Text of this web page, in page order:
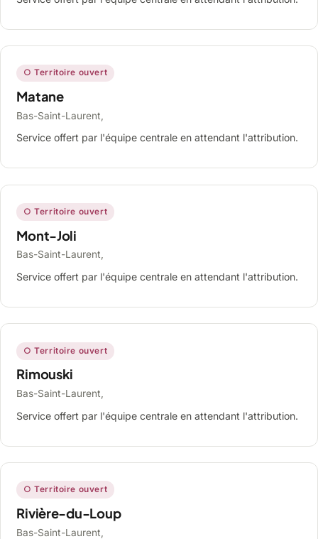
○ Territoire ouvert
Matane
Bas-Saint-Laurent,
Service offert par l'équipe centrale en attendant l'attribution.
○ Territoire ouvert
Mont-Joli
Bas-Saint-Laurent,
Service offert par l'équipe centrale en attendant l'attribution.
○ Territoire ouvert
Rimouski
Bas-Saint-Laurent,
Service offert par l'équipe centrale en attendant l'attribution.
○ Territoire ouvert
Rivière-du-Loup
Bas-Saint-Laurent,